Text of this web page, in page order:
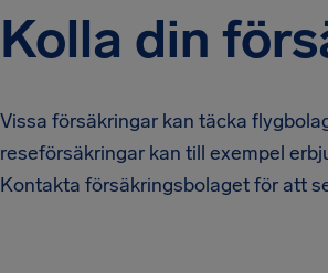
Kolla din
Vissa försäkringar kan täcka
reseförsäkringar kan till exempel
Kontakta försäkringsbolaget för att